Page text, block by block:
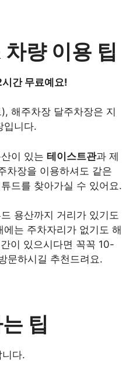
량 이용 팁
간 무료예요!
해주차장 달주차장은 지
입니다.
이 있는 테이스트관과 제
차장을 이용하셔도 같은
드를 찾아가실 수 있어요.
용산까지 거리가 있기도
는 주차자리가 없기도 해
이 있으시다면 꼭꼭 10-
문하시길 추천드려요.
팁
다.